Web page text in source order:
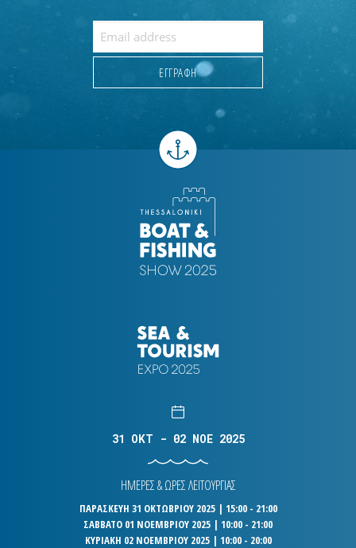
31 OKT - 02 NOE 2025
ΗΜΕΡΕΣ & ΩΡΕΣ ΛΕΙΤΟΥΡΓΙΑΣ
ΠΑΡΑΣΚΕΥΗ 31 ΟΚΤΩΒΡΙΟΥ 2025 | 15:00 - 21:00
ΣΑΒΒΑΤΟ 01 ΝΟΕΜΒΡΙΟΥ 2025 | 10:00 - 21:00
ΚΥΡΙΑΚΗ 02 ΝΟΕΜΒΡΙΟΥ 2025 | 10:00 - 20:00